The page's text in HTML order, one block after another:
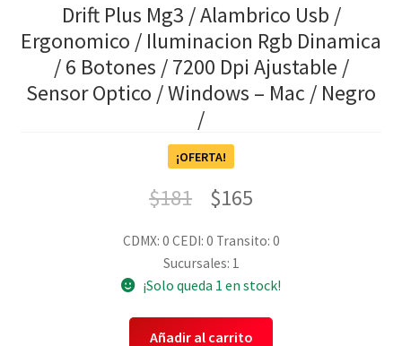
Drift Plus Mg3 / Alambrico Usb /
Ergonomico / Iluminacion Rgb Dinamica
/ 6 Botones / 7200 Dpi Ajustable /
Sensor Optico / Windows – Mac / Negro
/
¡OFERTA!
$181 $165
CDMX: 0 CEDI: 0 Transito: 0
Sucursales: 1
¡Solo queda 1 en stock!
Añadir al carrito